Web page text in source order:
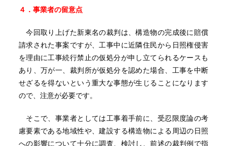
４．事業者の留意点
今回取り上げた新東名の裁判は、構造物の完成後に賠償
請求された事案ですが、工事中に近隣住民から日照権侵害
を理由に工事続行禁止の仮処分が申し立てられるケースも
あり、万が一、裁判所が仮処分を認めた場合、工事を中断
せざるを得ないという重大な事態が生じることになります
ので、注意が必要です。
そこで、事業者としては工事着手前に、受忍限度論の考
慮要素である地域性や、建設する構造物による周辺の日照
への影響について十分に調査、検討し、前述の裁判例で指